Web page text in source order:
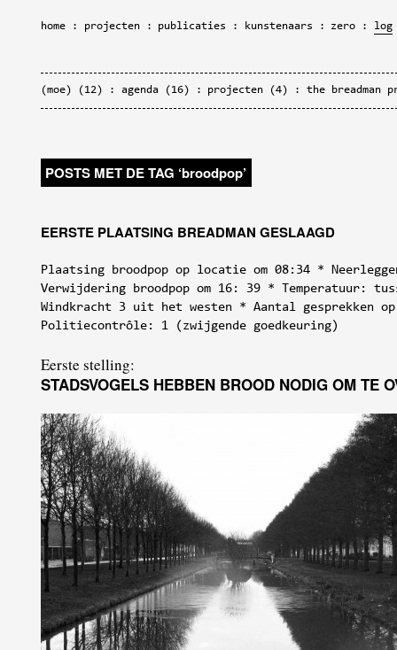
home projecten publicaties kunstenaars zero log
(moe) (12) agenda (16) projecten (4) the breadman
POSTS MET DE TAG ‘broodpop’
EERSTE PLAATSING BREADMAN GESLAAGD
Plaatsing broodpop op locatie om 08:34 *
Verwijdering broodpop om 16: 39 * Temperatuur:
Windkracht 3 uit het westen * Aantal gesprekken
Politiecontrôle: 1 (zwijgende goedkeuring)
Eerste stelling:
STADSVOGELS HEBBEN BROOD NODIG OM TE